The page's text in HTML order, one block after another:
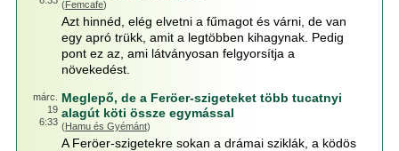
(Femcafe)
Azt hinnéd, elég elvetni a fűmagot és várni, de van
egy apró trükk, amit a legtöbben kihagynak. Pedig
pont ez az, ami látványosan felgyorsítja a
növekedést.
márc.
19
6:33
Meglepő, de a Feröer-szigeteket több tucatnyi
alagút köti össze egymással
(Hamu és Gyémánt)
A Feröer-szigetekre sokan a drámai sziklák, a ködös